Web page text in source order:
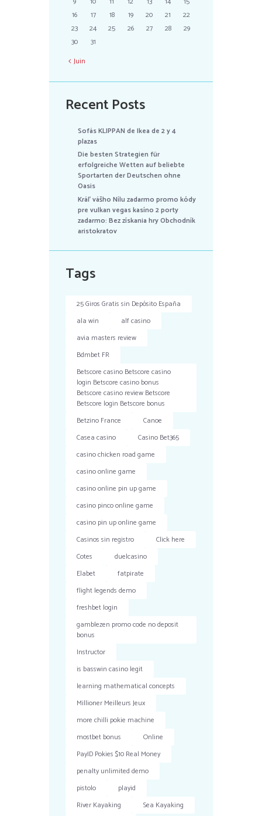
16
17 18 19 20 21
22
23
24 25 26 27 28
29
30
31
Juin
Recent Posts
Sofás KLIPPAN de Ikea de 2 y 4
plazas
Die besten Strategien für
erfolgreiche Wetten auf beliebte
Sportarten der Deutschen ohne
Oasis
Kráľ vášho Nílu zadarmo promo kódy
pre vulkan vegas kasíno 2 porty
zadarmo: Bez získania hry Obchodník
aristokratov
Tags
25 Giros Gratis sin Depósito España
ala win
alf casino
avia masters review
Bdmbet FR
Betscore casino Betscore casino
login Betscore casino bonus
Betscore casino review Betscore
Betscore login Betscore bonus
Betzino France
Canoe
Casea casino
Casino Bet365
casino chicken road game
casino online game
casino online pin up game
casino pinco online game
casino pin up online game
Casinos sin registro
Click here
Cotes
duelcasino
Elabet
fatpirate
flight legends demo
freshbet login
gamblezen promo code no deposit
bonus
Instructor
is basswin casino legit
learning mathematical concepts
Millioner Meilleurs Jeux
more chilli pokie machine
mostbet bonus
Online
PayID Pokies $10 Real Money
penalty unlimited demo
pistolo
playid
River Kayaking
Sea Kayaking